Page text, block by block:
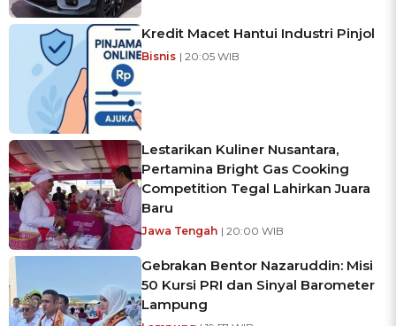
Kredit Macet Hantui Industri Pinjol
Bisnis | 20:05 WIB
Lestarikan Kuliner Nusantara,
Pertamina Bright Gas Cooking
Competition Tegal Lahirkan Juara
Baru
Jawa Tengah | 20:00 WIB
Gebrakan Bentor Nazaruddin: Misi
50 Kursi PRI dan Sinyal Barometer
Lampung